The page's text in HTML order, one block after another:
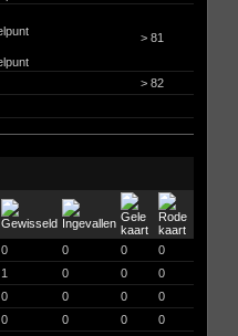
> 81
> 82
0 0 0
0
1 0 0
0
0 0 0
0
0 0 0 0